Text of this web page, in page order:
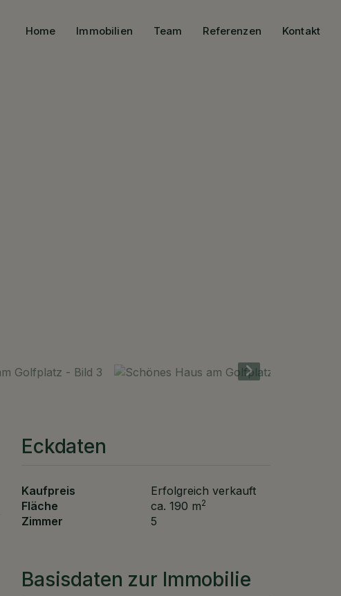
Home Immobilien Team Referenzen Kontakt
Eckdaten
Kaufpreis
Erfolgreich verkauft
Fläche
ca. 190 m2
Zimmer 5
Basisdaten zur Immobilie